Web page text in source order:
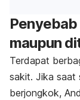
maupun
Terdapat
sakit. Jika saat
berjongkok,